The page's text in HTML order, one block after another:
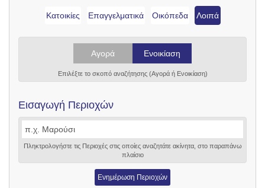
Κατοικίες Επαγγελματικά Οικόπεδα Λοιπά
Αγορά Ενοικίαση
Επιλέξτε το σκοπό αναζήτησης (Αγορά ή Ενοικίαση)
Εισαγωγή Περιοχών
Πληκτρολογήστε τις Περιοχές στις οποίες αναζητάτε ακίνητα, στο παραπάνω
πλαίσιο
Ενημέρωση Περιοχών